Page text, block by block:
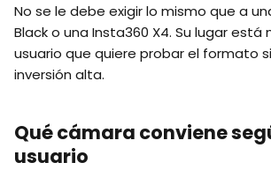
No se le debe exigir lo mismo que a una
Black o una Insta360 X4. Su lugar
usuario que quiere probar el formato
inversión alta.
Qué cámara conviene
usuario